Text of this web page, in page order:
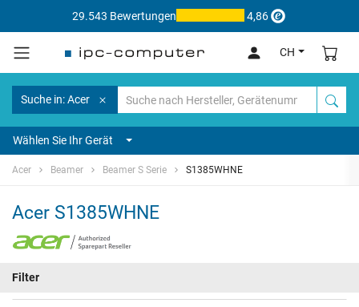
29.543 Bewertungen 4,86
CH
Suche in: Acer
Wählen Sie Ihr Gerät
Acer Beamer Beamer S Serie S1385WHNE
Acer S1385WHNE
Filter